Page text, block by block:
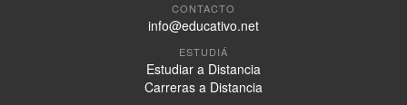
CONTACTO
info@educativo.net
ESTUDIÁ
Estudiar a Distancia
Carreras a Distancia